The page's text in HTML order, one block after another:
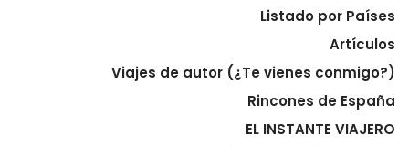
Listado por Países
Artículos
Viajes de autor (¿Te vienes conmigo?)
Rincones de España
EL INSTANTE VIAJERO